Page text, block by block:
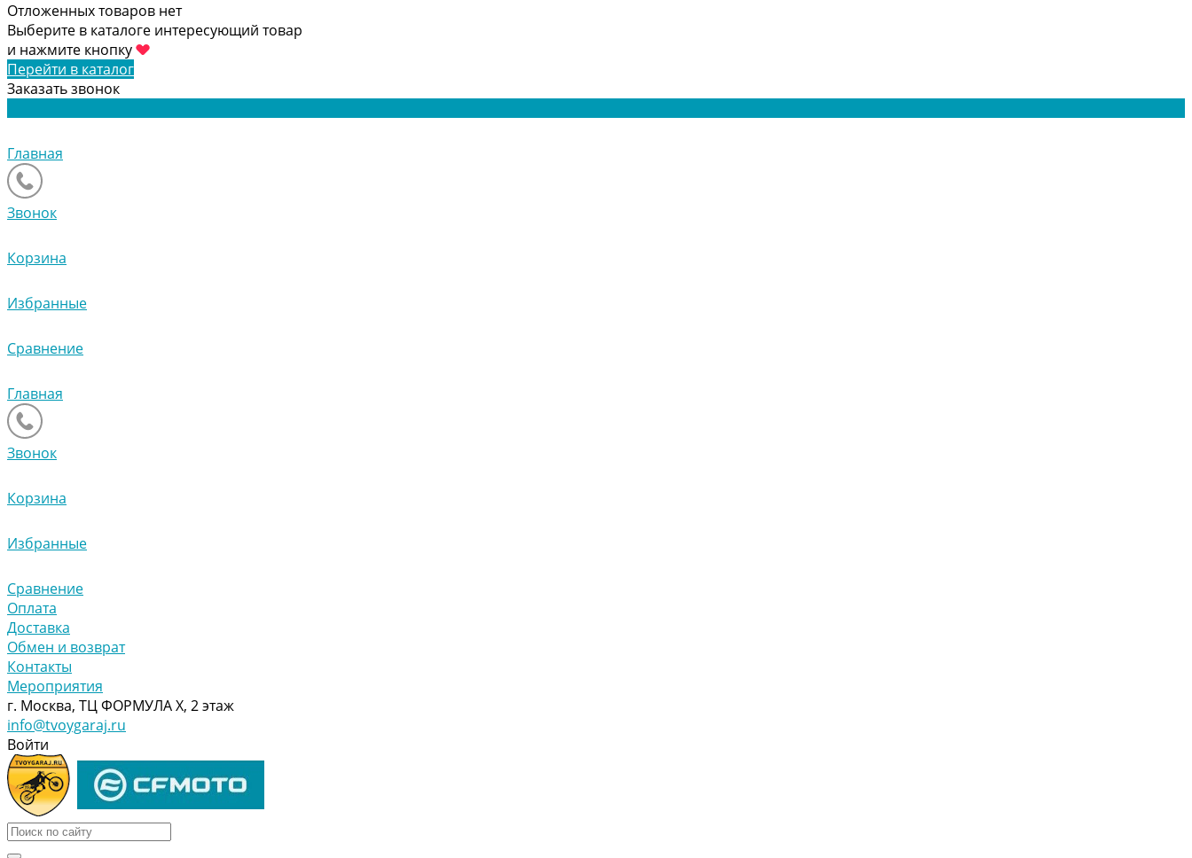
Отложенных товаров нет
Выберите в каталоге интересующий товар
и нажмите кнопку
Перейти в каталог
Заказать звонок
Главная
Звонок
Корзина
Избранные
Сравнение
Главная
Звонок
Корзина
Избранные
Сравнение
Оплата
Доставка
Обмен и возврат
Контакты
Мероприятия
г. Москва, ТЦ ФОРМУЛА Х, 2 этаж
info@tvoygaraj.ru
Войти